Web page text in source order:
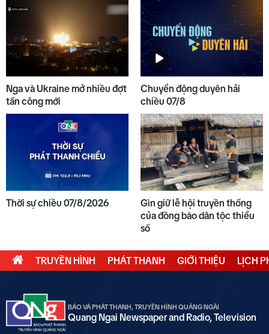
10
Nga và Ukraine mở nhiều đợt
tấn công mới
Nga và Ukraine mở nhiều đợt
tấn công mới
Chuyển động duyên hải
chiều 07/8
Thời sự chiều 07/8/2026
Gìn giữ lễ hội truyền thống
của đồng bào dân tộc thiểu
số
TRUYỀN HÌNH PHÁT THANH GIỚI THIỆU LỊCH
BÁO VÀ PHÁT THANH, TRUYỀN HÌNH QUẢNG NGÃI
Quang Ngai Newspaper and Radio, Television